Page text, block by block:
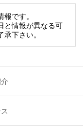
です。
と情報が異なる可
下さい。